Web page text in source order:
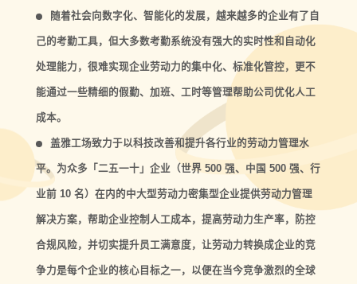
随着社会向数字化、智能化的发展，越来越多的企业有了自
己的考勤工具，但大多数考勤系统没有强大的实时性和自动化
处理能力，很难实现企业劳动力的集中化、标准化管控，更不
能通过一些精细的假勤、加班、工时等管理帮助公司优化人工
成本。
盖雅工场致力于以科技改善和提升各行业的劳动力管理水
平。为众多「二五一十」企业（世界 500 强、中国 500 强、行
业前 10 名）在内的中大型劳动力密集型企业提供劳动力管理
解决方案，帮助企业控制人工成本，提高劳动力生产率，防控
合规风险，并切实提升员工满意度，让劳动力转换成企业的竞
争力是每个企业的核心目标之一，以便在当今竞争激烈的全球